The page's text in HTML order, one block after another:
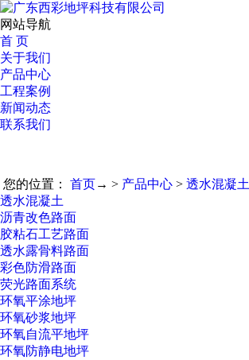
网站导航
首 页
关于我们
产品中心
工程案例
新闻动态
联系我们
您的位置： 首页→ > 产品中心 > 透水混凝土
透水混凝土
沥青改色路面
胶粘石工艺路面
透水露骨料路面
彩色防滑路面
荧光路面系统
环氧平涂地坪
环氧砂浆地坪
环氧自流平地坪
环氧防静电地坪